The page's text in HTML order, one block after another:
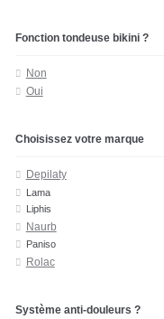
Fonction tondeuse bikini ?
Non
Oui
Choisissez votre marque
Depilaty
Lama
Liphis
Naurb
Paniso
Rolac
Système anti-douleurs ?